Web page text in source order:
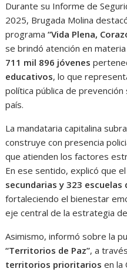
Durante su Informe de
2025, Brugada Molina
programa“Vida Plena,
se brindó atención en
711 mil 896 jóvenes
educativos, lo que
política pública de
país.
La mandataria capitalina
construye con presencia
que atienden los factores
En ese sentido, explicó que
secundarias y 323
fortaleciendo el bienestar
eje central de la estrategia
Asimismo, informó sobre la
“Territorios de Paz”, a
territorios prioritarios en la